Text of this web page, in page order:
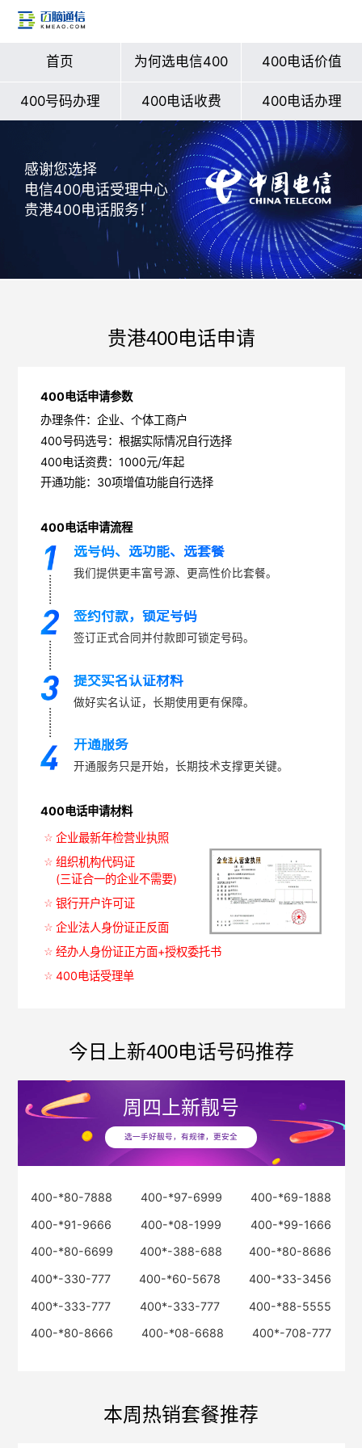
首页 为何选电信400 400电话价值
400号码办理 400电话收费 400电话办理
感谢您选择
电信400电话受理中心
贵港400电话服务！
贵港400电话申请
400电话申请参数
办理条件：企业、个体工商户
400号码选号：根据实际情况自行选择
400电话资费：1000元/年起
开通功能：30项增值功能自行选择
400电话申请流程
选号码、选功能、选套餐
我们提供更丰富号源、更高性价比套餐。
签约付款，锁定号码
签订正式合同并付款即可锁定号码。
提交实名认证材料
做好实名认证，长期使用更有保障。
开通服务
开通服务只是开始，长期技术支撑更关键。
400电话申请材料
企业最新年检营业执照
组织机构代码证
(三证合一的企业不需要)
银行开户许可证
企业法人身份证正反面
经办人身份证正方面+授权委托书
400电话受理单
今日上新400电话号码推荐
周四上新靓号
选一手好靓号，有规律，更安全
400-*80-7888 400-*97-6999
400-*69-1888
400-*91-9666
400-*08-1999
400-*99-1666
400-*80-6699
400*-388-688
400-*80-8686
400*-330-777
400-*60-5678
400-*33-3456
400*-333-777
400*-333-777
400-*88-5555
400-*80-8666
400-*08-6688 400*-708-777
本周热销套餐推荐